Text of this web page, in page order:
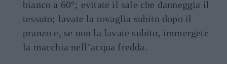
bianco a 60°; evitate il sale che danneggia il
tessuto; lavate la tovaglia subito dopo il
pranzo e, se non la lavate subito, immergete
la macchia nell’acqua fredda.